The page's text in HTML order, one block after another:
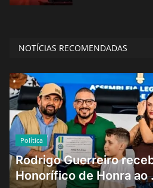
NOTÍCIAS RECOMENDADAS
Política
Rodrigo Guerreiro
Honorífico de Honra ao